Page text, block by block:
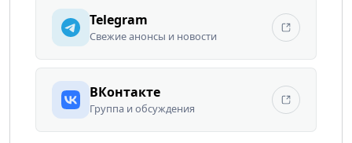
Telegram
Свежие анонсы и новости
ВКонтакте
Группа и обсуждения